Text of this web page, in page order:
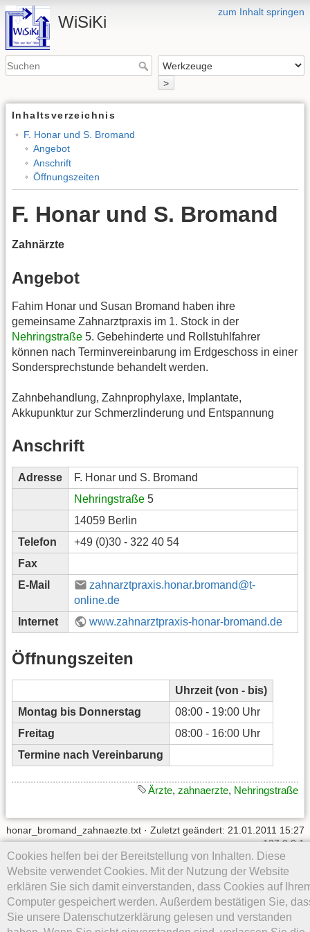
zum Inhalt springen
WiSiKi
>
Inhaltsverzeichnis
F. Honar und S. Bromand
Angebot
Anschrift
Öffnungszeiten
F. Honar und S. Bromand
Zahnärzte
Angebot
Fahim Honar und Susan Bromand haben ihre
gemeinsame Zahnarztpraxis im 1. Stock in der
Nehringstraße 5. Gebehinderte und Rollstuhlfahrer
können nach Terminvereinbarung im Erdgeschoss in einer
Sondersprechstunde behandelt werden.
Zahnbehandlung, Zahnprophylaxe, Implantate,
Akkupunktur zur Schmerzlinderung und Entspannung
Anschrift
Adresse
F. Honar und S. Bromand
Nehringstraße 5
14059 Berlin
Telefon
+49 (0)30 - 322 40 54
Fax
E-Mail
zahnarztpraxis.honar.bromand@t-
online.de
Internet
www.zahnarztpraxis-honar-bromand.de
Öffnungszeiten
Uhrzeit (von - bis)
Montag bis Donnerstag
08:00 - 19:00 Uhr
Freitag
08:00 - 16:00 Uhr
Termine nach Vereinbarung
Ärzte, zahnaerzte, Nehringstraße
Cookies helfen bei der Bereitstellung von Inhalten. Diese
Website verwendet Cookies. Mit der Nutzung der Website
erklären Sie sich damit einverstanden, dass Cookies auf
Computer gespeichert werden. Außerdem bestätigen Sie,
Sie unsere Datenschutzerklärung gelesen und verstanden
honar_bromand_zahnaezte.txt · Zuletzt geändert: 21.01.2011 15:27
von127.0.0.1
Falls nicht anders bezeichnet, ist der Inhalt dieses Wikis unter der
folgenden Lizenz veröffentlicht:
CC Attribution-Noncommercial-
Share Alike 4.0 International